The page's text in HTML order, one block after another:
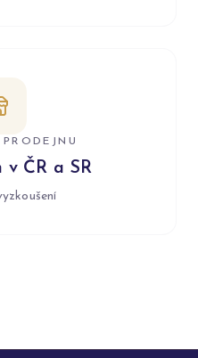
v ČR a SR